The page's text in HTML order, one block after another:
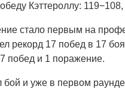
Кэттероллу:
стало первым на
рекорд 17 побед в 17
побед и 1 поражение.
бой и уже в первом